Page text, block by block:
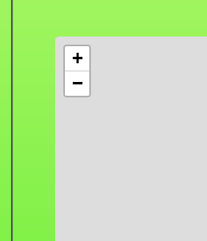
+
−